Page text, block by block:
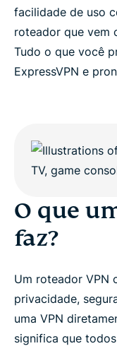
facilidade de uso
roteador que vem
Tudo o que você
ExpressVPN e
O que
faz?
Um roteador VPN
privacidade,
uma VPN
significa que